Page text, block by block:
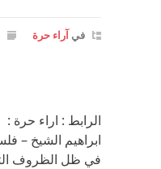
فيآراء حرة
الرابط : اراء حرة :
ابراهيم الشيخ –
في ظل الظروف